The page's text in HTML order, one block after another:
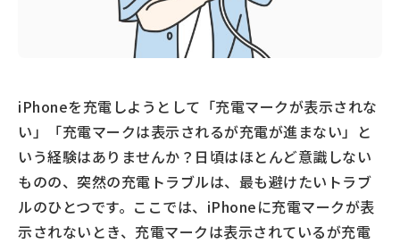
iPhoneを充電しようとして「充電マークが表示されな
い」「充電マークは表示されるが充電が進まない」と
いう経験はありませんか？日頃はほとんど意識しない
ものの、突然の充電トラブルは、最も避けたいトラブ
ルのひとつです。ここでは、iPhoneに充電マークが表
示されないとき、充電マークは表示されているが充電